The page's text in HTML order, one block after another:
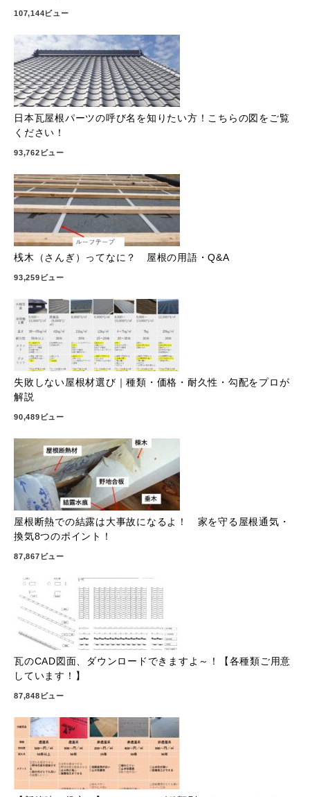
107,144ビュー
日本瓦屋根パーツの呼び名を知りたい方！こちらの図をご覧
ください！
93,762ビュー
桟木（さんぎ）ってなに？ 屋根の用語・Q&A
93,259ビュー
失敗しない屋根材選び｜種類・価格・耐久性・勾配をプロが
解説
90,489ビュー
屋根断熱での結露は大事故になるよ！ 家を守る屋根通気・
換気8つのポイント！
87,867ビュー
瓦のCAD図面、ダウンロードできますよ～！【各種類ご用意
しています！】
87,848ビュー